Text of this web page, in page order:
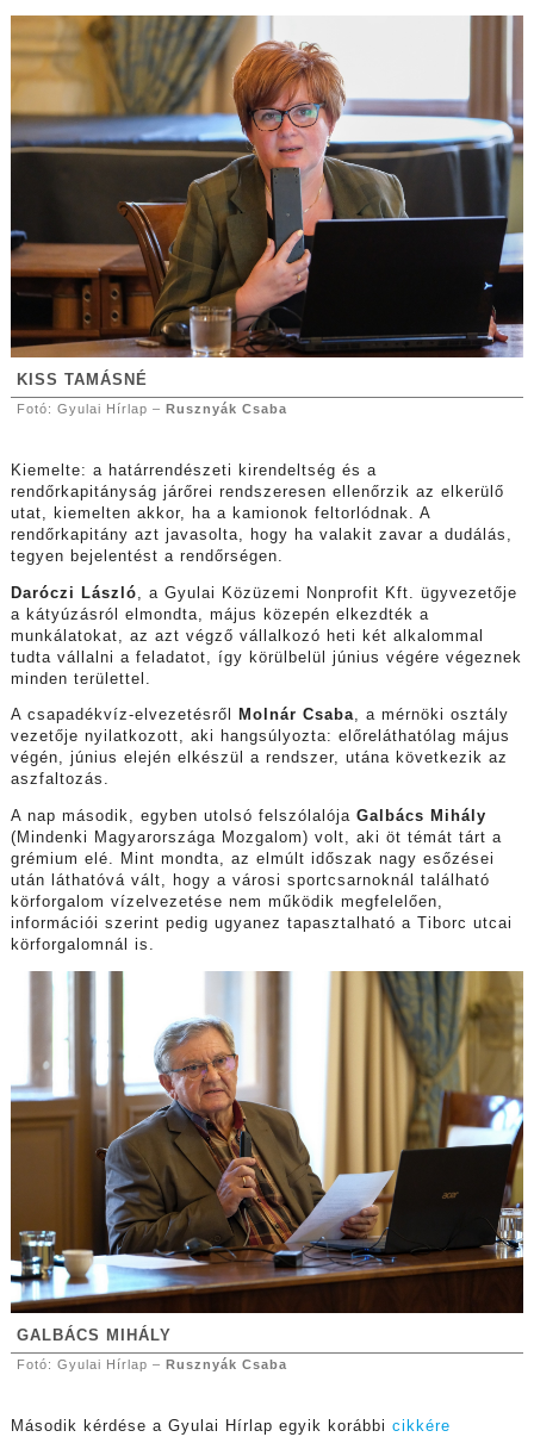
KISS TAMÁSNÉ
Fotó: Gyulai Hírlap – Rusznyák Csaba
Kiemelte: a határrendészeti kirendeltség és a
rendőrkapitányság járőrei rendszeresen ellenőrzik az elkerülő
utat, kiemelten akkor, ha a kamionok feltorlódnak. A
rendőrkapitány azt javasolta, hogy ha valakit zavar a dudálás,
tegyen bejelentést a rendőrségen.
Daróczi László , a Gyulai Közüzemi Nonprofit Kft. ügyvezetője
a kátyúzásról elmondta, május közepén elkezdték a
munkálatokat, az azt végző vállalkozó heti két alkalommal
tudta vállalni a feladatot, így körülbelül június végére végeznek
minden területtel.
A csapadékvíz-elvezetésről Molnár Csaba, a mérnöki osztály
vezetője nyilatkozott, aki hangsúlyozta: előreláthatólag május
végén, június elején elkészül a rendszer, utána következik az
aszfaltozás.
A nap második, egyben utolsó felszólalója Galbács Mihály
(Mindenki Magyarországa Mozgalom) volt, aki öt témát tárt a
grémium elé. Mint mondta, az elmúlt időszak nagy esőzései
után láthatóvá vált, hogy a városi sportcsarnoknál található
körforgalom vízelvezetése nem működik megfelelően,
információi szerint pedig ugyanez tapasztalható a Tiborc utcai
körforgalomnál is.
GALBÁCS MIHÁLY
Fotó: Gyulai Hírlap – Rusznyák Csaba
Második kérdése a Gyulai Hírlap egyik korábbi cikkére